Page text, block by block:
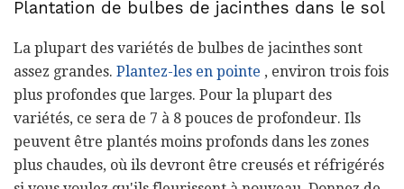
Plantation de bulbes de jacinthes dans le sol
La plupart des variétés de bulbes de jacinthes sont
assez grandes. Plantez-les en pointe , environ trois fois
plus profondes que larges. Pour la plupart des
variétés, ce sera de 7 à 8 pouces de profondeur. Ils
peuvent être plantés moins profonds dans les zones
plus chaudes, où ils devront être creusés et réfrigérés